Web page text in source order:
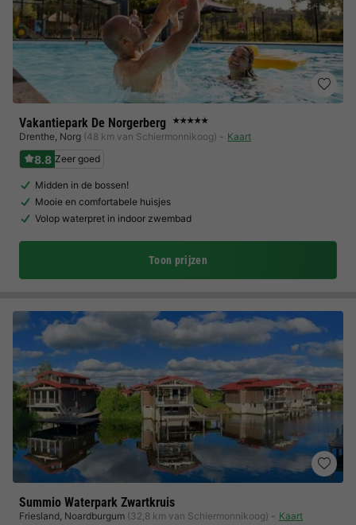
Vakantiepark De Norgerberg ★★★★★
Drenthe, Norg (48 km van Schiermonnikoog) Kaart
8.8 Zeer goed
Midden in de bossen!
Mooie en comfortabele huisjes
Volop waterpret in indoor zwembad
Toon prijzen
Summio Waterpark Zwartkruis
Friesland, Noardburgum (32,8 km van Schiermonnikoog) Kaart